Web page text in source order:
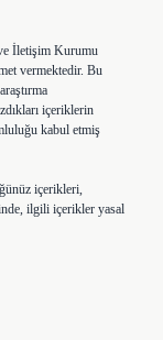
İletişim Kurumu
vermektedir. Bu
içeriklerin
kabul etmiş
içerikleri,
ilgili içerikler yasal